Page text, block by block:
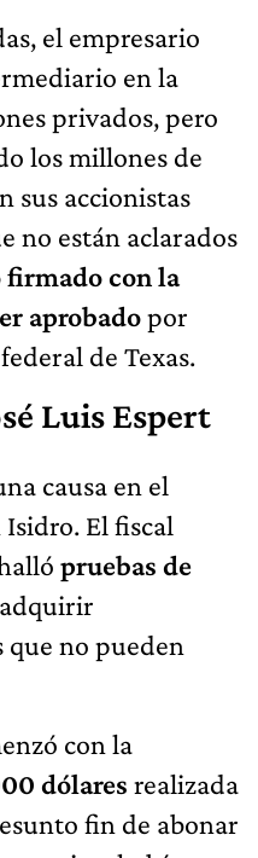
el empresario
en la
privados, pero
los millones de
sus accionistas
no están aclarados
firmado con la
aprobadopor
de Texas.
Luis Espert
causa en el
El fiscal
pruebas de
que no pueden
con la
dólares realizada
fin de abonar